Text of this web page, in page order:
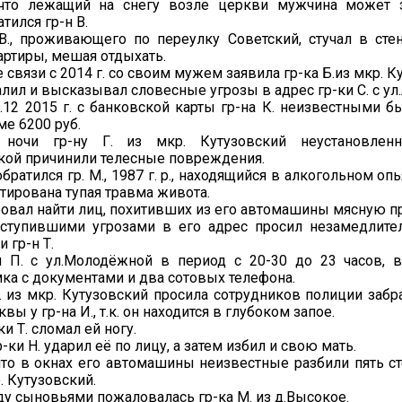
лежащий на снегу возле церкви мужчина может
гр-н В.
проживающего по переулку Советский, стучал в
мешая отдыхать.
связи с 2014 г. со своим мужем заявила гр-ка Б.из мкр.
и высказывал словесные угрозы в адрес гр-ки С. с
2015 г. с банковской карты гр-на К. неизвестными
6200 руб.
гр-ну Г. из мкр. Кутузовский
причинили телесные повреждения.
гр. М., 1987 г. р., находящийся в алкогольном
тупая травма живота.
найти лиц, похитивших из его автомашины мясную
угрозами в его адрес просил
гр-н Т.
П. с ул.Молодёжной в период с 20-30 до 23 часов, в
с документами и два сотовых телефона.
из мкр. Кутузовский просила сотрудников полиции
у гр-на И., т.к. он находится в глубоком запое.
Т. сломал ей ногу.
Н. ударил её по лицу, а затем избил и свою мать.
в окнах его автомашины неизвестные разбили пять
Кутузовский.
сыновьями пожаловалась гр-ка М. из д.Высокое.